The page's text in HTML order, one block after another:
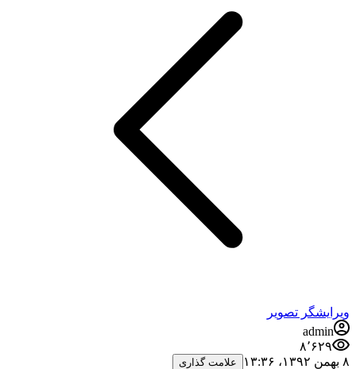
ویرایشگر تصویر
admin
۸٬۶۲۹
۸ بهمن ۱۳۹۲،‏ ۱۳:۳۶
علامت گذاری